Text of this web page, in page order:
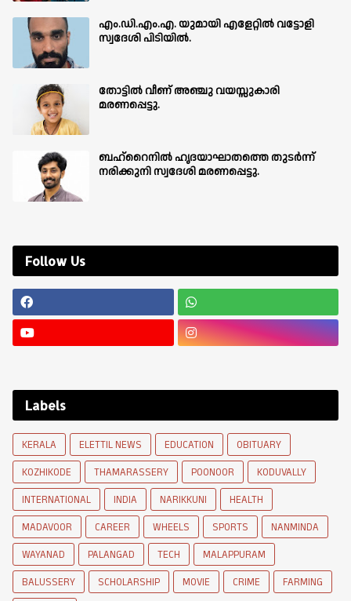
എം.ഡി.എം.എ. യുമായി എളേറ്റിൽ വട്ടോളി
സ്വദേശി പിടിയിൽ.
തോട്ടിൽ വീണ് അഞ്ചു വയസ്സുകാരി
മരണപ്പെട്ടു.
ബഹ്‌റൈനിൽ ഹൃദയാഘാതത്തെ തുടർന്ന്
നരിക്കുനി സ്വദേശി മരണപ്പെട്ടു.
Follow Us
Labels
KERALA ELETTIL NEWS EDUCATION
OBITUARY
KOZHIKODE
THAMARASSERY POONOOR
KODUVALLY
INTERNATIONAL
INDIA NARIKKUNI
HEALTH
MADAVOOR
CAREER WHEELS SPORTS
NANMINDA
WAYANAD
PALANGAD TECH
MALAPPURAM
BALUSSERY
SCHOLARSHIP MOVIE CRIME FARMING